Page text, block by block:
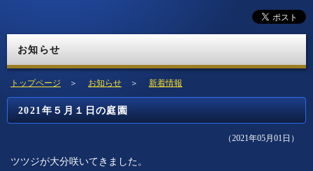
お知らせ
トップページ ＞ お知らせ ＞ 新着情報
2021年５月１日の庭園
（2021年05月01日）
ツツジが大分咲いてきました。